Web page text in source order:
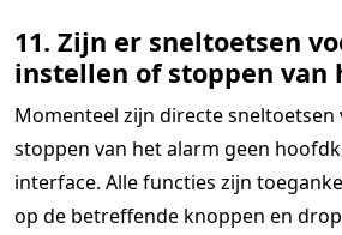
11. Zijn er sneltoetsen
instellen of stoppen van
Momenteel zijn directe
stoppen van het alarm geen
interface. Alle functies zijn
op de betreffende knoppen en